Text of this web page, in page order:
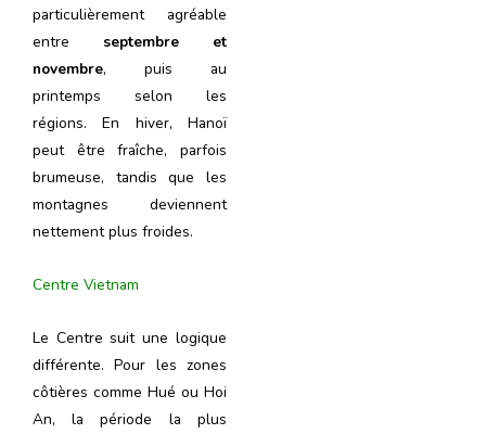
particulièrement agréable
entre septembre et
novembre, puis au
printemps selon les
régions. En hiver, Hanoï
peut être fraîche, parfois
brumeuse, tandis que les
montagnes deviennent
nettement plus froides.
Centre Vietnam
Le Centre suit une logique
différente. Pour les zones
côtières comme Hué ou Hoi
An, la période la plus